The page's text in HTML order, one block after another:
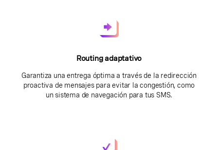
Routing adaptativo
Garantiza una entrega óptima a través de la redirección
proactiva de mensajes para evitar la congestión, como
un sistema de navegación para tus SMS.